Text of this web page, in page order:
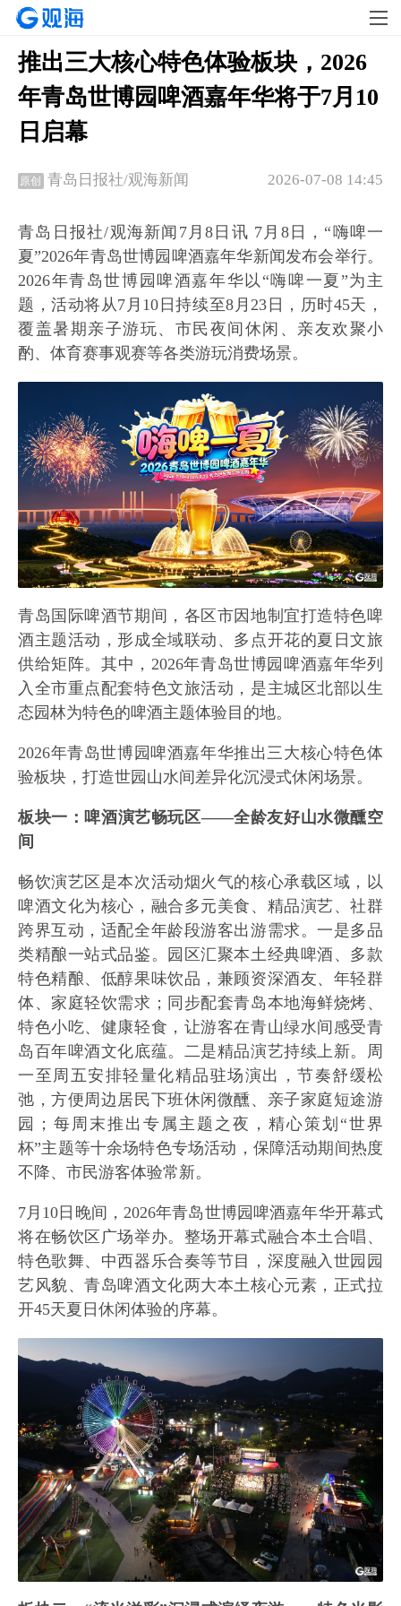
推出三大核心特色体验板块，2026
年青岛世博园啤酒嘉年华将于7月10
日启幕
原创 2026-07-08 14:45
青岛日报社/观海新闻
青岛日报社/观海新闻7月8日讯 7月8日，“嗨啤一
夏”2026年青岛世博园啤酒嘉年华新闻发布会举行。
2026年青岛世博园啤酒嘉年华以“嗨啤一夏”为主
题，活动将从7月10日持续至8月23日，历时45天，
覆盖暑期亲子游玩、市民夜间休闲、亲友欢聚小
酌、体育赛事观赛等各类游玩消费场景。
青岛国际啤酒节期间，各区市因地制宜打造特色啤
酒主题活动，形成全域联动、多点开花的夏日文旅
供给矩阵。其中，2026年青岛世博园啤酒嘉年华列
入全市重点配套特色文旅活动，是主城区北部以生
态园林为特色的啤酒主题体验目的地。
2026年青岛世博园啤酒嘉年华推出三大核心特色体
验板块，打造世园山水间差异化沉浸式休闲场景。
板块一：啤酒演艺畅玩区——全龄友好山水微醺空
间
畅饮演艺区是本次活动烟火气的核心承载区域，以
啤酒文化为核心，融合多元美食、精品演艺、社群
跨界互动，适配全年龄段游客出游需求。一是多品
类精酿一站式品鉴。园区汇聚本土经典啤酒、多款
特色精酿、低醇果味饮品，兼顾资深酒友、年轻群
体、家庭轻饮需求；同步配套青岛本地海鲜烧烤、
特色小吃、健康轻食，让游客在青山绿水间感受青
岛百年啤酒文化底蕴。二是精品演艺持续上新。周
一至周五安排轻量化精品驻场演出，节奏舒缓松
弛，方便周边居民下班休闲微醺、亲子家庭短途游
园；每周末推出专属主题之夜，精心策划“世界
杯”主题等十余场特色专场活动，保障活动期间热度
不降、市民游客体验常新。
7月10日晚间，2026年青岛世博园啤酒嘉年华开幕式
将在畅饮区广场举办。整场开幕式融合本土合唱、
特色歌舞、中西器乐合奏等节目，深度融入世园园
艺风貌、青岛啤酒文化两大本土核心元素，正式拉
开45天夏日休闲体验的序幕。